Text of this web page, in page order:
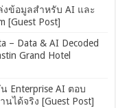
งข้อมูลสำหรับ AI และ
[Guest Post]
Data & AI Decoded
Grand Hotel
Enterprise AI ตอบ
ได้จริง [Guest Post]